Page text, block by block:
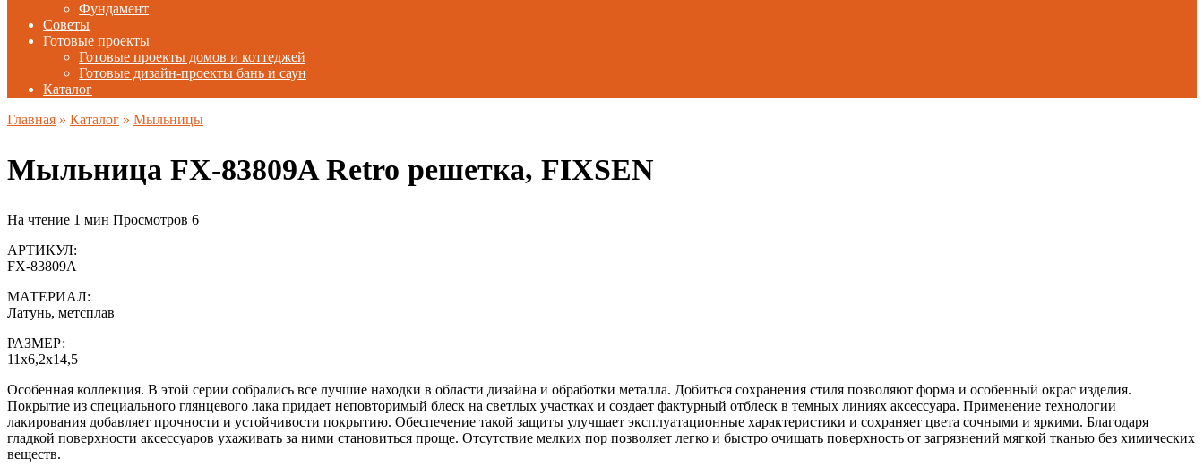
Фундамент
Советы
Готовые проекты
Готовые проекты домов и коттеджей
Готовые дизайн-проекты бань и саун
Каталог
Главная » Каталог » Мыльницы
Мыльница FX-83809A Retro решетка, FIXSEN
На чтение 1 мин Просмотров 6
АРТИКУЛ:
FX-83809А
МАТЕРИАЛ:
Латунь, метсплав
РАЗМЕР:
11х6,2х14,5
Особенная коллекция. В этой серии собрались все лучшие находки в области дизайна и обработки металла. Добиться сохранения стиля позволяют форма и особенный окрас изделия.
Покрытие из специального глянцевого лака придает неповторимый блеск на светлых участках и создает фактурный отблеск в темных линиях аксессуара. Применение технологии
лакирования добавляет прочности и устойчивости покрытию. Обеспечение такой защиты улучшает эксплуатационные характеристики и сохраняет цвета сочными и яркими. Благодаря
гладкой поверхности аксессуаров ухаживать за ними становиться проще. Отсутствие мелких пор позволяет легко и быстро очищать поверхность от загрязнений мягкой тканью без химических
веществ.